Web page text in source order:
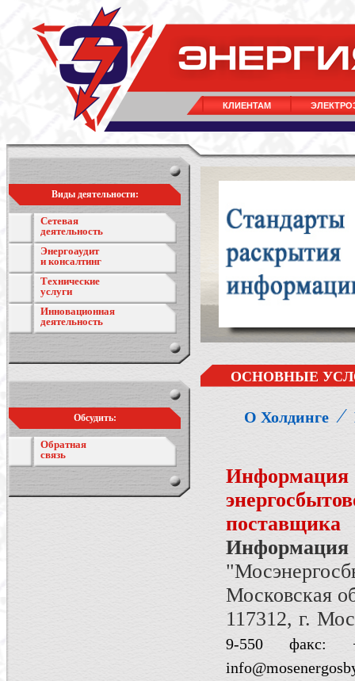
КЛИЕНТАМ
Виды деятельности:
Сетевая
деятельность
Энергоаудит
и консалтинг
Технические
услуги
Инновационная
деятельность
Обсудить:
Обратная
связь
ОСНОВНЫЕ
О Холдинге ⁄
Информация
поставщика
Московская
117312, г.
9-550факс: